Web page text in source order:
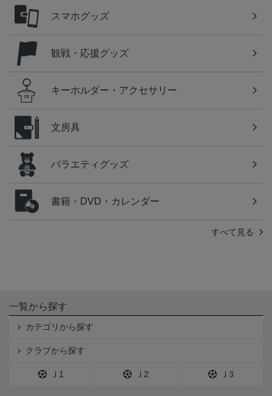
スマホグッズ
観戦・応援グッズ
キーホルダー・アクセサリー
文房具
バラエティグッズ
書籍・DVD・カレンダー
すべて見る
一覧から探す
カテゴリから探す
クラブから探す
Ｊ1 Ｊ2 Ｊ3